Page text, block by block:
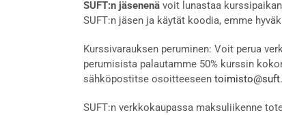
SUFT:n jäsenenä voit lunastaa
SUFT:n jäsen ja käytät koodia, emme
Kurssivarauksen peruminen: Voit perua
perumisista palautamme 50% kurssin
sähköpostitse osoitteeseen
SUFT:n verkkokaupassa maksuliikenne